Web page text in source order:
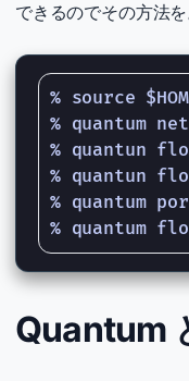
できるのでその方法を
% source
% quantum
% quantun
% quantun
% quantum
Quantum